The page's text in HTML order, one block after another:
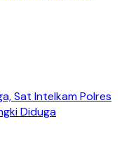
Sat Intelkam Polres
Diduga